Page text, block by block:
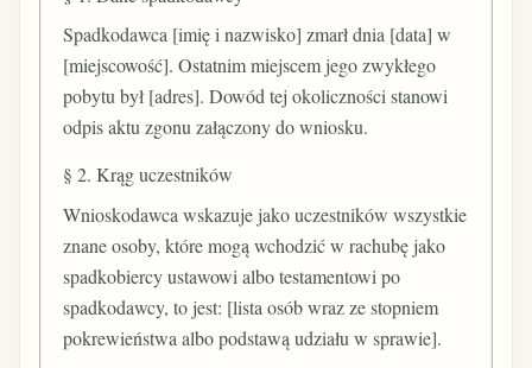
Spadkodawca [imię i nazwisko] zmarł dnia [data] w
[miejscowość]. Ostatnim miejscem jego zwykłego
pobytu był [adres]. Dowód tej okoliczności stanowi
odpis aktu zgonu załączony do wniosku.
§ 2. Krąg uczestników
Wnioskodawca wskazuje jako uczestników wszystkie
znane osoby, które mogą wchodzić w rachubę jako
spadkobiercy ustawowi albo testamentowi po
spadkodawcy, to jest: [lista osób wraz ze stopniem
pokrewieństwa albo podstawą udziału w sprawie].